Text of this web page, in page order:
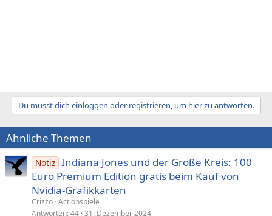
Du musst dich einloggen oder registrieren, um hier zu antworten.
Ähnliche Themen
Notiz Indiana Jones und der Große Kreis: 100
Euro Premium Edition gratis beim Kauf von
Nvidia-Grafikkarten
Crizzo Actionspiele
Antworten 44 31. Dezember 2024